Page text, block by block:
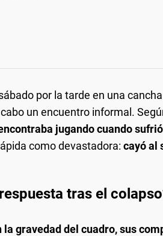
por la tarde en una
un encuentro informal.
jugando cuando
como devastadora: cayó al
tras el
gravedad del cuadro, sus